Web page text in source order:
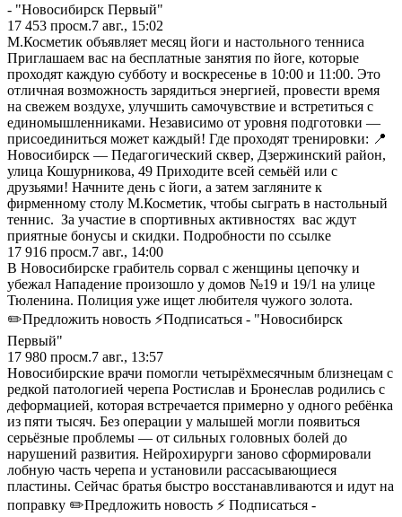
- "Новосибирск Первый"
17 453 просм.7 авг., 15:02
М.Косметик объявляет месяц йоги и настольного тенниса
Приглашаем вас на бесплатные занятия по йоге, которые
проходят каждую субботу и воскресенье в 10:00 и 11:00. Это
отличная возможность зарядиться энергией, провести время
на свежем воздухе, улучшить самочувствие и встретиться с
единомышленниками. Независимо от уровня подготовки —
присоединиться может каждый! Где проходят тренировки: 📍
Новосибирск — Педагогический сквер, Дзержинский район,
улица Кошурникова, 49 Приходите всей семьёй или с
друзьями! Начните день с йоги, а затем загляните к
фирменному столу М.Косметик, чтобы сыграть в настольный
теннис. За участие в спортивных активностях вас ждут
приятные бонусы и скидки. Подробности по ссылке
17 916 просм.7 авг., 14:00
В Новосибирске грабитель сорвал с женщины цепочку и
убежал Нападение произошло у домов №19 и 19/1 на улице
Тюленина. Полиция уже ищет любителя чужого золота.
✏️Предложить новость ⚡Подписаться - "Новосибирск
Первый"
17 980 просм.7 авг., 13:57
Новосибирские врачи помогли четырёхмесячным близнецам с
редкой патологией черепа Ростислав и Бронеслав родились с
деформацией, которая встречается примерно у одного ребёнка
из пяти тысяч. Без операции у малышей могли появиться
серьёзные проблемы — от сильных головных болей до
нарушений развития. Нейрохирурги заново сформировали
лобную часть черепа и установили рассасывающиеся
пластины. Сейчас братья быстро восстанавливаются и идут на
поправку ✏️Предложить новость ⚡ Подписаться -